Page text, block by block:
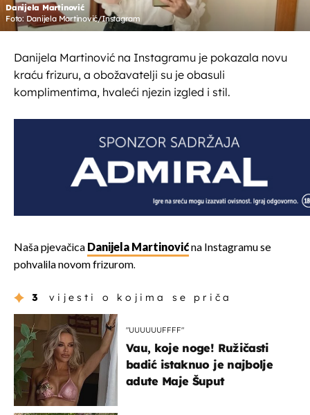
Danijela Martinović
Foto: Danijela Martinović/Instagram
Danijela Martinović na Instagramu je pokazala novu
kraću frizuru, a obožavatelji su je obasuli
komplimentima, hvaleći njezin izgled i stil.
Naša pjevačica Danijela Martinovićna Instagramu se
pohvalila novom frizurom.
3 vijesti o kojima se priča
"UUUUUUFFFF"
Vau, koje noge! Ružičasti
badić istaknuo je najbolje
adute Maje Šuput